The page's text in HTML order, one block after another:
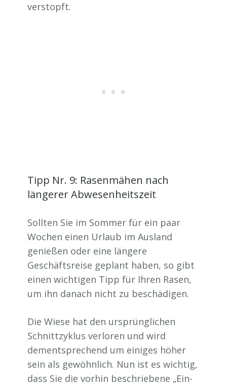
verstopft.
Tipp Nr. 9: Rasenmähen nach
längerer Abwesenheitszeit
Sollten Sie im Sommer für ein paar
Wochen einen Urlaub im Ausland
genießen oder eine längere
Geschäftsreise geplant haben, so gibt
einen wichtigen Tipp für Ihren Rasen,
um ihn danach nicht zu beschädigen.
Die Wiese hat den ursprünglichen
Schnittzyklus verloren und wird
dementsprechend um einiges höher
sein als gewöhnlich. Nun ist es wichtig,
dass Sie die vorhin beschriebene „Ein-